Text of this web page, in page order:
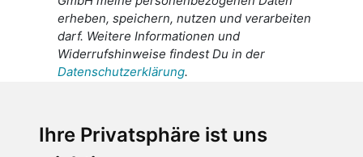
Ihre Privatsphäre ist uns
erheben, speichern, nutzen und verarbeiten
darf. Weitere Informationen und
Widerrufshinweise findest Du in der
Datenschutzerklärung.
personenbezogenen Daten an den
Empfänger dieser Nachricht weitergeleitet